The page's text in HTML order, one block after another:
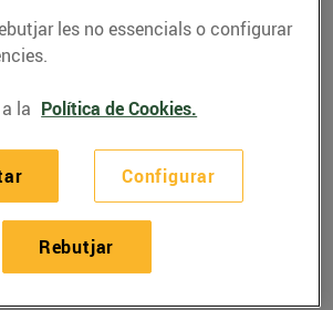
I TRADICIONS
foc i
i arrenquen les celebracions festives
les no essencials o configurar
la Política de Cookies.
Configurar
Rebutjar